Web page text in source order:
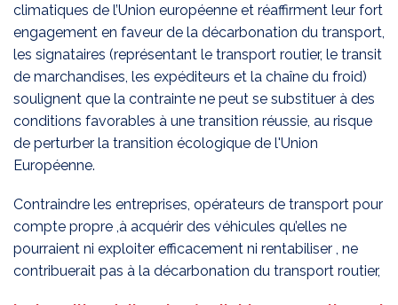
climatiques de l’Union européenne et réaffirment leur fort
engagement en faveur de la décarbonation du transport,
les signataires (représentant le transport routier, le transit
de marchandises, les expéditeurs et la chaîne du froid)
soulignent que la contrainte ne peut se substituer à des
conditions favorables à une transition réussie, au risque
de perturber la transition écologique de l'Union
Européenne.
Contraindre les entreprises, opérateurs de transport pour
compte propre ,à acquérir des véhicules qu’elles ne
pourraient ni exploiter efficacement ni rentabiliser , ne
contribuerait pas à la décarbonation du transport routier,